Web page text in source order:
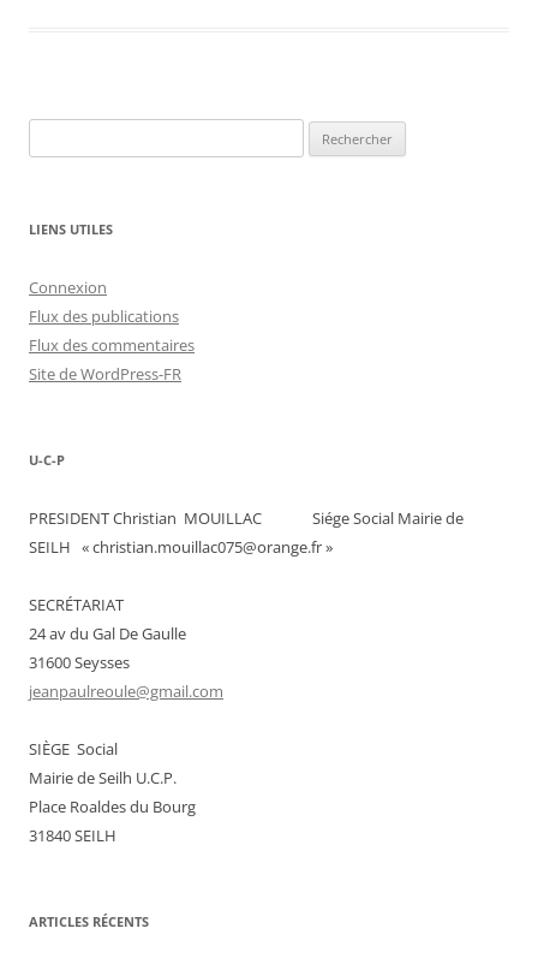
LIENS UTILES
Connexion
Flux des publications
Flux des commentaires
Site de WordPress-FR
U-C-P
PRESIDENT Christian MOUILLAC Siége Social Mairie de
SEILH « christian.mouillac075@orange.fr »
SECRÉTARIAT
24 av du Gal De Gaulle
31600 Seysses
jeanpaulreoule@gmail.com
SIÈGE Social
Mairie de Seilh U.C.P.
Place Roaldes du Bourg
31840 SEILH
ARTICLES RÉCENTS